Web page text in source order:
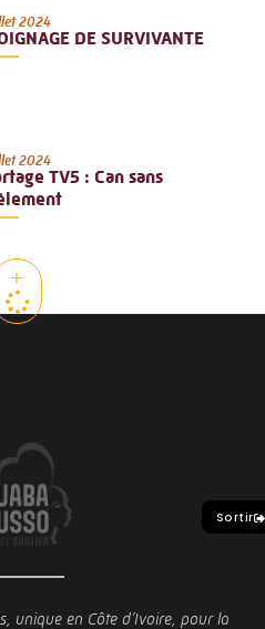
Sortir
2024
DE SURVIVANTE
2024
TV5 : Can sans
+
unique en Côte d’Ivoire, pour la